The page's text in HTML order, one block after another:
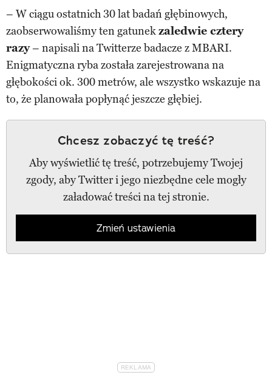
– W ciągu ostatnich 30 lat badań głębinowych,
zaobserwowaliśmy ten gatunekzaledwie cztery
razy– napisali na Twitterze badacze z MBARI.
Enigmatyczna ryba została zarejestrowana na
głębokości ok. 300 metrów, ale wszystko wskazuje na
to, że planowała popłynąć jeszcze głębiej.
Chcesz zobaczyć tę treść?
Aby wyświetlić tę treść, potrzebujemy Twojej
zgody, aby Twitter i jego niezbędne cele mogły
załadować treści na tej stronie.
Zmień ustawienia